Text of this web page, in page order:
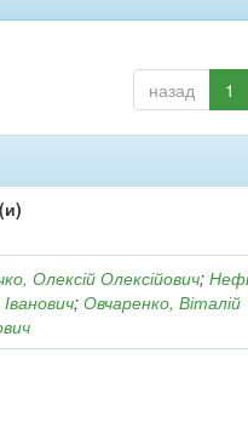
назад 1
Олексій Олексійович;
;Овчаренко, Віталій